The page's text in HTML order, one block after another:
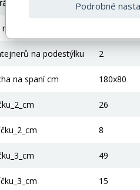
lůžkoviny
na podestýlku 2
na spaní cm 180x80
26
8
49
15
Podrobné